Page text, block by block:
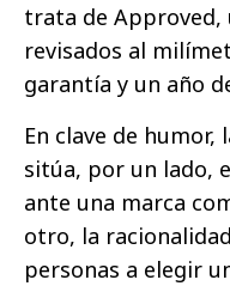
trata de Approved,
revisados al
garantía y un año
En clave de humor,
sitúa, por un lado,
ante una marca
otro, la
personas a elegir